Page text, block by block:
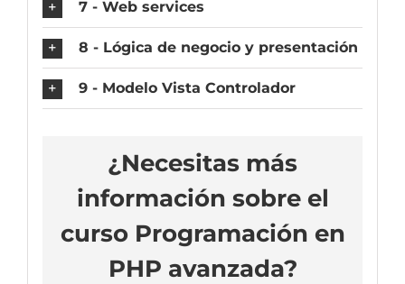
7 - Web services
8 - Lógica de negocio y presentación
9 - Modelo Vista Controlador
¿Necesitas más
información sobre el
curso Programación en
PHP avanzada?